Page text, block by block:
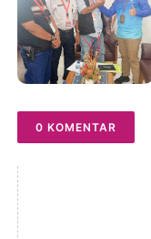
0 KOMENTAR